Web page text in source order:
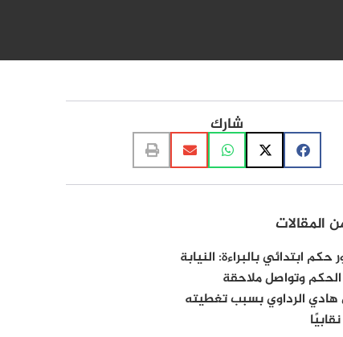
شارك
المقالات
ابتدائي بالبراءة: النيابة
وتواصل ملاحقة
الرداوي بسبب تغطيته